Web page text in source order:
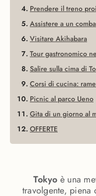
Prendere il treno
Assistere a un
Visitare Akihabara
Tour gastronomico
Salire sulla cima di
Corsi di cucina:
Picnic al parco Ueno
Gita di un giorno al
OFFERTE
Tokyo è una
travolgente,